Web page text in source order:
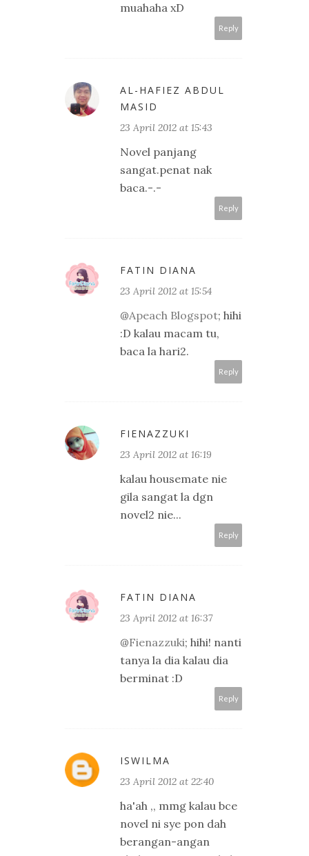
muahaha xD
Reply
AL-HAFIEZ ABDUL
MASID
23 April 2012 at 15:43
Novel panjang
sangat.penat nak
baca.-.-
Reply
FATIN DIANA
23 April 2012 at 15:54
@Apeach Blogspot; hihi
:D kalau macam tu,
baca la hari2.
Reply
FIENAZZUKI
23 April 2012 at 16:19
kalau housemate nie
gila sangat la dgn
novel2 nie...
Reply
FATIN DIANA
23 April 2012 at 16:37
@Fienazzuki; hihi! nanti
tanya la dia kalau dia
berminat :D
Reply
ISWILMA
23 April 2012 at 22:40
ha'ah ,, mmg kalau bce
novel ni sye pon dah
berangan-angan